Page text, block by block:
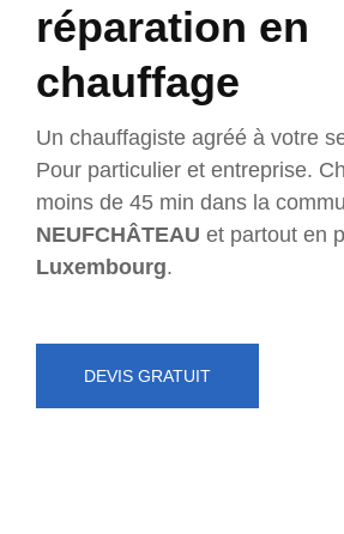
réparation en
chauffage
Un chauffagiste agréé à votre
Pour particulier et entreprise.
moins de 45 min dans la
NEUFCHÂTEAU et partout en
Luxembourg.
DEVIS GRATUIT